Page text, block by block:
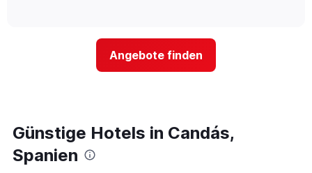
durchschnittlichen
jeweiligen
Wochentag.
Das
Diagramm
Angebote finden
Günstige Hotels in Candás,
Spanien